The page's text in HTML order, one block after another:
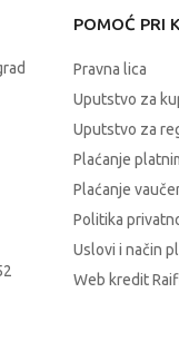
POMOĆ PRI
Pravna lica
Uputstvo za
Uputstvo za
Plaćanje
Plaćanje
Politika
Uslovi i način
Web kredit